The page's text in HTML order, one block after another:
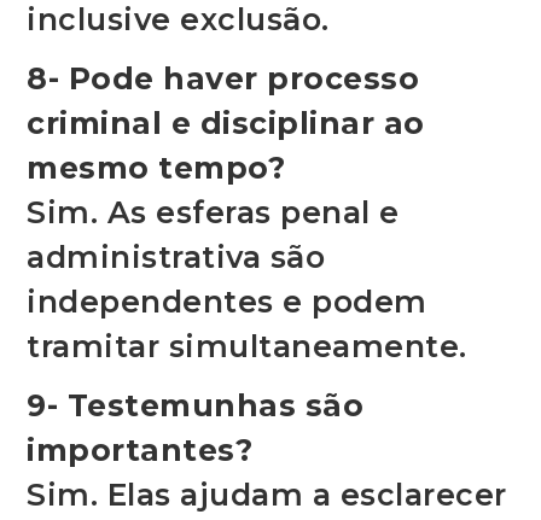
inclusive exclusão.
8- Pode haver processo
criminal e disciplinar ao
mesmo tempo?
Sim. As esferas penal e
administrativa são
independentes e podem
tramitar simultaneamente.
9- Testemunhas são
importantes?
Sim. Elas ajudam a esclarecer